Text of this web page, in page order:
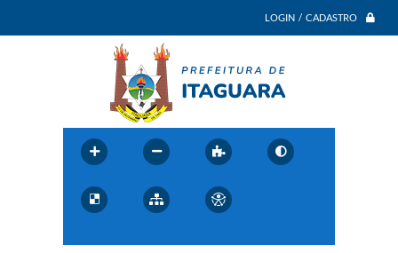
LOGIN / CADASTRO